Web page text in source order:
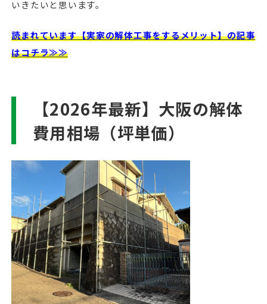
いきたいと思います。
読まれています【実家の解体工事をするメリット】の記事
はコチラ≫≫
【2026年最新】大阪の解体
費用相場（坪単価）